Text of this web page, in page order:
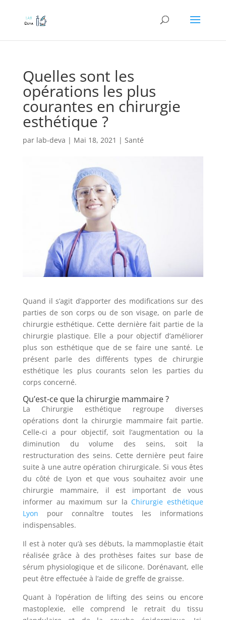
Quelles sont les
opérations les plus
courantes en chirurgie
esthétique ?
par lab-deva | Mai 18, 2021 | Santé
Quand il s’agit d’apporter des modifications sur des
parties de son corps ou de son visage, on parle de
chirurgie esthétique. Cette dernière fait partie de la
chirurgie plastique. Elle a pour objectif d’améliorer
plus son esthétique que de se faire une santé. Le
présent parle des différents types de chirurgie
esthétique les plus courants selon les parties du
corps concerné.
Qu’est-ce que la chirurgie mammaire ?
La Chirurgie esthétique regroupe diverses
opérations dont la chirurgie mammaire fait partie.
Celle-ci a pour objectif, soit l’augmentation ou la
diminution du volume des seins, soit la
restructuration des seins. Cette dernière peut faire
suite à une autre opération chirurgicale. Si vous êtes
du côté de Lyon et que vous souhaitez avoir une
chirurgie mammaire, il est important de vous
informer au maximum sur la Chirurgie esthétique
Lyon pour connaître toutes les informations
indispensables.
Il est à noter qu’à ses débuts, la mammoplastie était
réalisée grâce à des prothèses faites sur base de
sérum physiologique et de silicone. Dorénavant, elle
peut être effectuée à l’aide de greffe de graisse.
Quant à l’opération de lifting des seins ou encore
mastoplexie, elle comprend le retrait du tissu